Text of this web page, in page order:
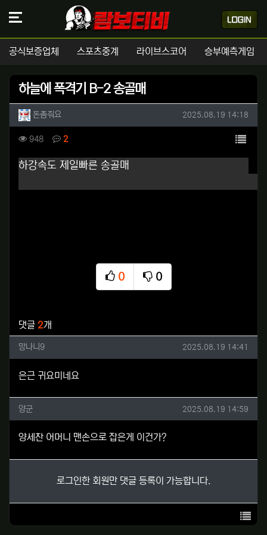
공식보증업체 스포츠중계 라이브스코어 승부예측게임
하늘에 폭격기 B-2 송골매
작성자 정보
돈좀줘요 작성일
2025.08.19 14:18
컨텐츠 정보
948조회 2댓글 목록
본문
하강속도 제일빠른 송골매
0
추천
0
비추천
댓글 2개
망나니9님의 댓글
망나니9 작성일
2025.08.19 14:41
은근 귀요미네요
양군님의 댓글
양군 작성일
2025.08.19 14:59
양세찬 어머니 맨손으로 잡은게 이건가?
로그인한 회원만 댓글 등록이 가능합니다.
목록